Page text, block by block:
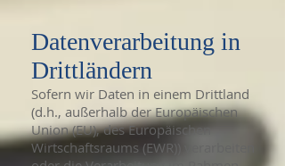
Datenverarbeitung in
Drittländern
Sofern wir Daten in einem Drittland
(d.h., außerhalb der Europäischen
Union (EU), des Europäischen
Wirtschaftsraums (EWR)) verarbeiten